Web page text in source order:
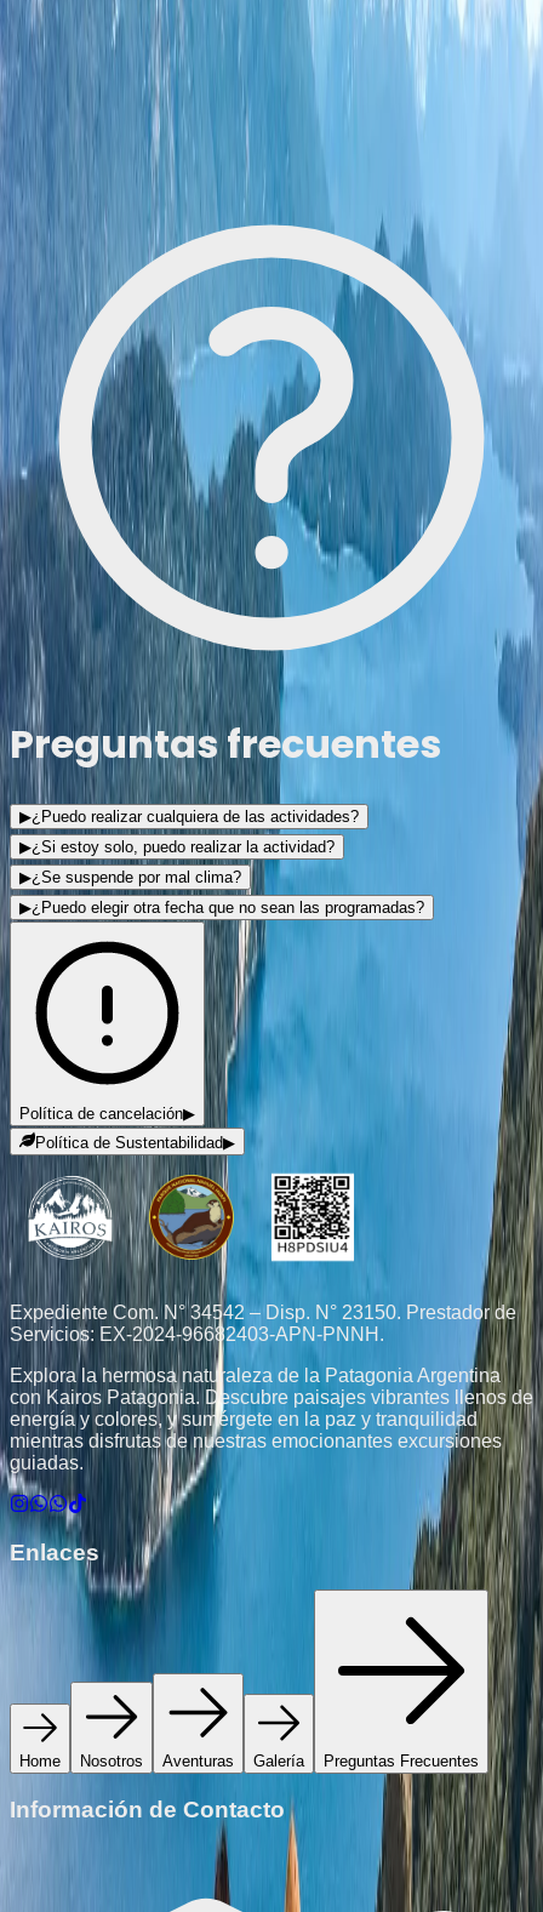
Preguntas frecuentes
▶¿Puedo realizar cualquiera de las actividades?
▶¿Si estoy solo, puedo realizar la actividad?
▶¿Se suspende por mal clima?
▶¿Puedo elegir otra fecha que no sean las programadas?
Política de cancelación▶
Política de Sustentabilidad▶
Expediente Com. N° 34542 – Disp. N° 23150. Prestador de
Servicios: EX-2024-96682403-APN-PNNH.
Explora la hermosa naturaleza de la Patagonia Argentina
con Kairos Patagonia. Descubre paisajes vibrantes llenos de
energía y colores, y sumérgete en la paz y tranquilidad
mientras disfrutas de nuestras emocionantes excursiones
guiadas.
Enlaces
Home Nosotros Aventuras Galería Preguntas Frecuentes
Información de Contacto